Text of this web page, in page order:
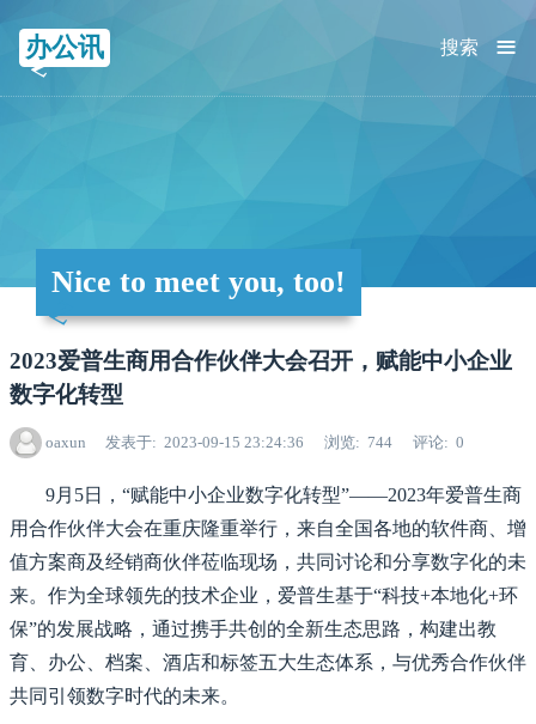
办公讯 ≡
搜索
Nice to meet you, too!
2023爱普生商用合作伙伴大会召开，赋能中小企业
数字化转型
oaxun 发表于 2023-09-15 23:24:36 浏览 744 评论 0
9月 5日， “赋能中小企业数字化转型”——2023年爱普生商
用合作伙伴大会在重庆隆重举行，来自全国各地的软件商、增
值方案商及经销商伙伴莅临现场， 共同讨论和分享数字化的未
来。 作为全球领先的技术企业，爱普生基于“科技+本地化+环
保”的发展战略，通过携手共创的全新生态思路， 构建出教
育 、 办公、 档案、 酒店和标签五大生态体系， 与优秀合作伙伴
共同引领数字时代的未来。